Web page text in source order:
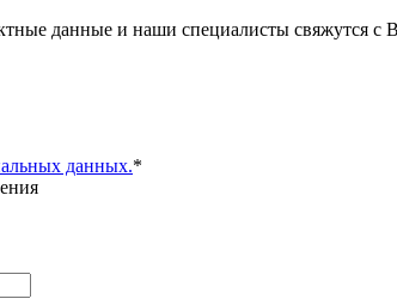
данные и наши специалисты свяжутся
данных.*